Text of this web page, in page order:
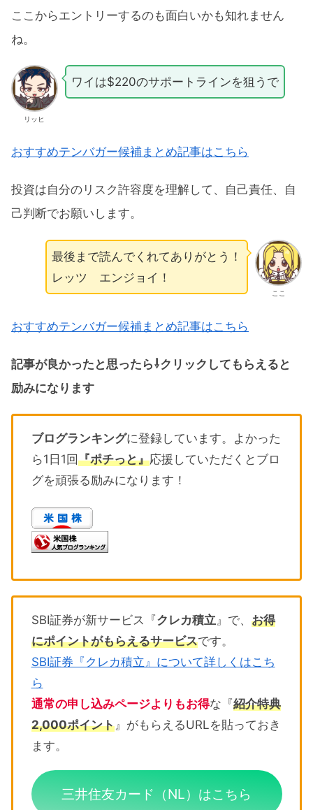
ここからエントリーするのも面白いかも知れません
ね。
リッヒ
ワイは$220のサポートラインを狙うで
おすすめテンバガー候補まとめ記事はこちら
投資は自分のリスク許容度を理解して、自己責任、自
己判断でお願いします。
ここ
最後まで読んでくれてありがとう！
レッツ エンジョイ！
おすすめテンバガー候補まとめ記事はこちら
記事が良かったと思ったら⇩クリックしてもらえると
励みになります
ブログランキングに登録しています。よかった
ら1日1回『ポチっと』応援していただくとブロ
グを頑張る励みになります！
SBI証券が新サービス『クレカ積立 』で、 お得
にポイントがもらえるサービスです。
SBI証券『クレカ積立』について詳しくはこち
ら
通常の申し込みページよりもお得な『紹介特典
2,000ポイント』がもらえるURLを貼っておき
ます。
三井住友カード（NL）はこちら